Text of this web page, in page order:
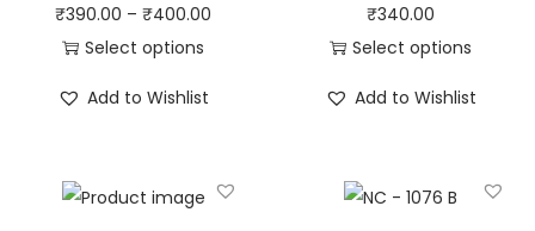
₹390.00 – ₹400.00
Select options
Add to Wishlist
₹340.00
Select options
Add to Wishlist